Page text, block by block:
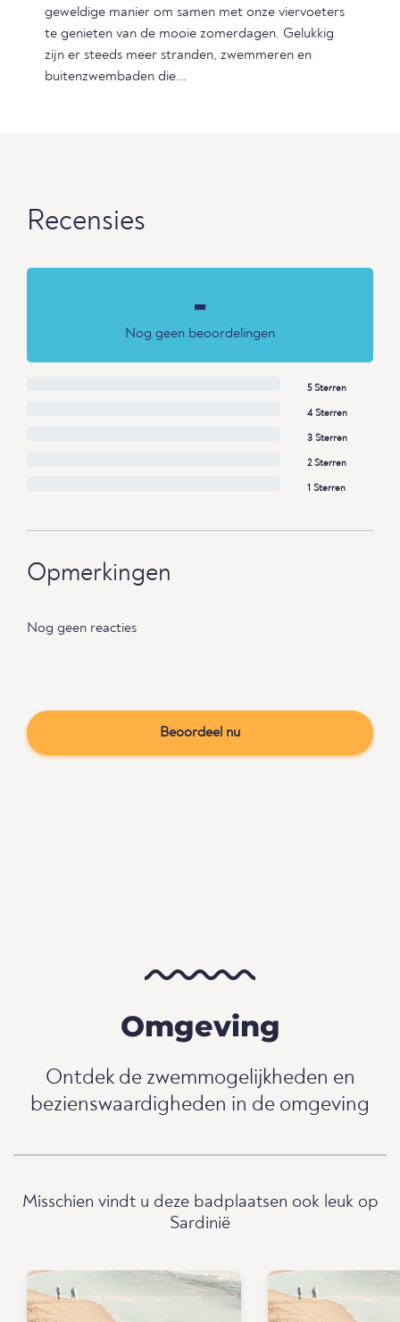
geweldige manier om samen met onze viervoeters
te genieten van de mooie zomerdagen. Gelukkig
zijn er steeds meer stranden, zwemmeren en
buitenzwembaden die...
Recensies
-
Nog geen beoordelingen
5 Sterren
4 Sterren
3 Sterren
2 Sterren
1 Sterren
Opmerkingen
Nog geen reacties
Beoordeel nu
Omgeving
Ontdek de zwemmogelijkheden en
bezienswaardigheden in de omgeving
Misschien vindt u deze badplaatsen ook leuk op
Sardinië